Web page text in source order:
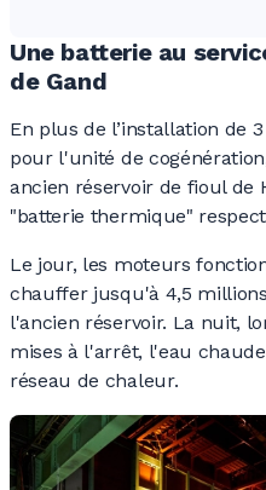
Une batterie au
de Gand
En plus de l’installation de 3
pour l'unité de
ancien réservoir de fioul de
"batterie thermique"
Le jour, les moteurs
chauffer jusqu'à 4,5
l'ancien réservoir. La nuit,
mises à l'arrêt, l'eau
réseau de chaleur.